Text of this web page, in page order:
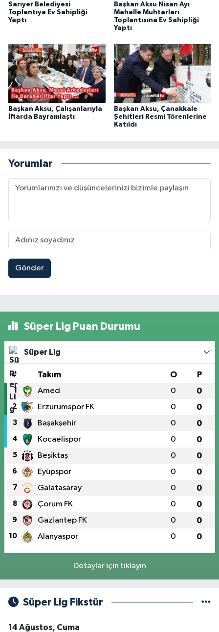
Sarıyer Belediyesi
Toplantıya Ev Sahipliği
Yaptı
Başkan Aksu Nisan Ayı
Mahalle Muhtarları
Toplantısına Ev Sahipliği
Yaptı
Başkan Aksu, Çalışanlarıyla
İftarda Bayramlaştı
Başkan Aksu, Çanakkale
Şehitleri Resmi Törenlerine
Katıldı
Yorumlar
Gönder
Süper Lig Puan Durumu
Süper Lig
# Takım O P
1 Amed 0 0
2 Erzurumspor FK 0 0
3 Başakşehir 0 0
4 Kocaelispor 0 0
5 Beşiktaş 0 0
6 Eyüpspor 0 0
7 Galatasaray 0 0
8 Çorum FK 0 0
9 Gaziantep FK 0 0
10 Alanyaspor 0 0
Detaylar için tıklayın
Süper Lig Fikstür
14 Ağustos, Cuma